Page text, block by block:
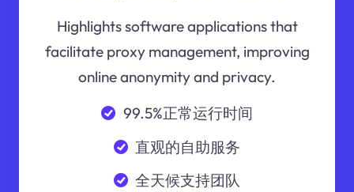
Highlights software applications that
facilitate proxy management, improving
online anonymity and privacy.
99.5%正常运行时间
直观的自助服务
全天候支持团队